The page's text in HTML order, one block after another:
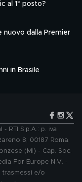
al 1° posto?
nuovo dalla Premier
in Brasile
RTI S.p.A.: p. iva
8, 00187 Roma.
(MI) - Cap. Soc.
For Europe N.V. -
e/o